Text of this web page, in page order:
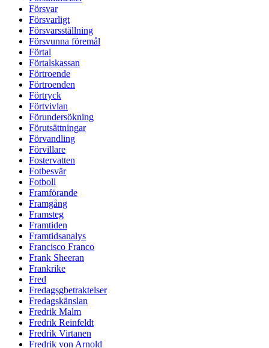
Försvar
Försvarligt
Försvarsställning
Försvunna föremål
Förtal
Förtalskassan
Förtroende
Förtroenden
Förtryck
Förtvivlan
Förundersökning
Förutsättningar
Förvandling
Förvillare
Fostervatten
Fotbesvär
Fotboll
Framförande
Framgång
Framsteg
Framtiden
Framtidsanalys
Francisco Franco
Frank Sheeran
Frankrike
Fred
Fredagsgbetraktelser
Fredagskänslan
Fredrik Malm
Fredrik Reinfeldt
Fredrik Virtanen
Fredrik von Arnold